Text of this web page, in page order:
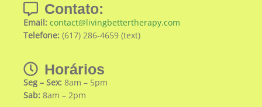
Contato:
Email: contact@livingbettertherapy.com
Telefone: (617) 286-4659 (text)
Horários
Seg – Sex: 8am – 5pm
Sab: 8am – 2pm